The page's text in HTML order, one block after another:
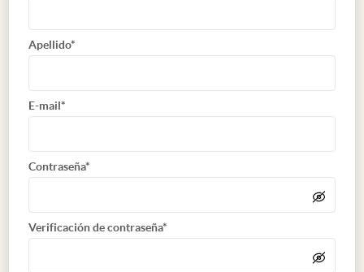
Apellido*
E-mail*
Contraseña*
Verificación de contraseña*